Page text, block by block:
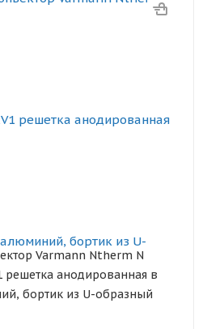
Varmann Ntherm N
решетка анодированная в
бортик из U-образный